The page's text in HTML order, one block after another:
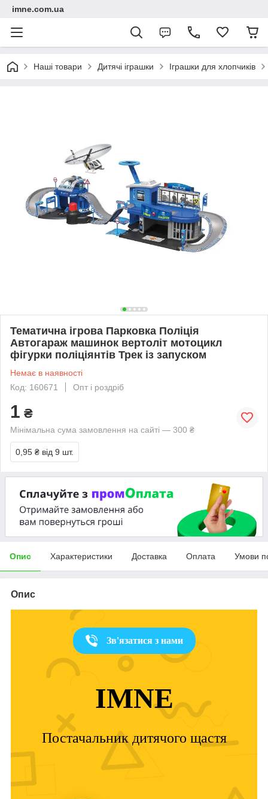
imne.com.ua
Наші товари Дитячі іграшки Іграшки для хлопчиків
Тематична ігрова Парковка Поліція
Автогараж машинок вертоліт мотоцикл
фігурки поліціянтів Трек із запуском
Немає в наявності
Код: 160671
Опт і роздріб
1 ₴
Мінімальна сума замовлення на сайті — 300 ₴
0,95 ₴ від 9 шт.
Опис Характеристики Доставка Оплата Умови
Опис
Зв'язатися з нами
IMNE
Постачальник дитячого щастя